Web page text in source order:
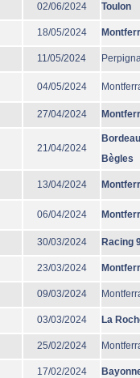
02/06/2024 Toulon
18/05/2024
11/05/2024
04/05/2024
27/04/2024
21/04/2024
Bègles
13/04/2024
06/04/2024
30/03/2024 Racing
23/03/2024
09/03/2024
03/03/2024 La
25/02/2024
17/02/2024